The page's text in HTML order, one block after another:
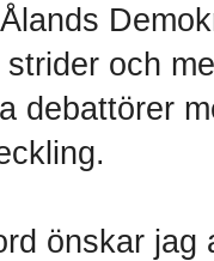
strider och
debattörer
önskar